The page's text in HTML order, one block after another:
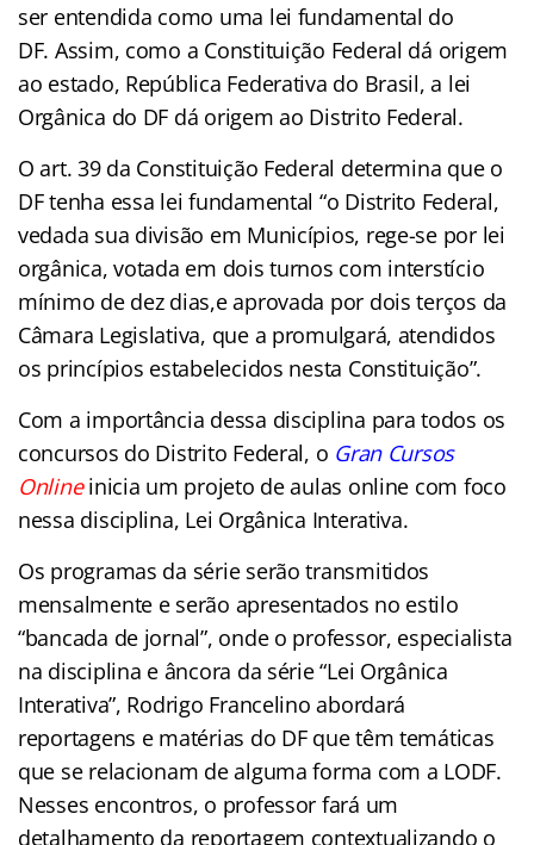
ser entendida como uma lei fundamental do
DF. Assim, como a Constituição Federal dá origem
ao estado, República Federativa do Brasil, a lei
Orgânica do DF dá origem ao Distrito Federal.
O art. 39 da Constituição Federal determina que o
DF tenha essa lei fundamental “o Distrito Federal,
vedada sua divisão em Municípios, rege-se por lei
orgânica, votada em dois turnos com interstício
mínimo de dez dias,e aprovada por dois terços da
Câmara Legislativa, que a promulgará, atendidos
os princípios estabelecidos nesta Constituição”.
Com a importância dessa disciplina para todos os
concursos do Distrito Federal, o Gran Cursos
Onlineinicia um projeto de aulas online com foco
nessa disciplina, Lei Orgânica Interativa.
Os programas da série serão transmitidos
mensalmente e serão apresentados no estilo
“bancada de jornal”, onde o professor, especialista
na disciplina e âncora da série “Lei Orgânica
Interativa”, Rodrigo Francelino abordará
reportagens e matérias do DF que têm temáticas
que se relacionam de alguma forma com a LODF.
Nesses encontros, o professor fará um
detalhamento da reportagem contextualizando o